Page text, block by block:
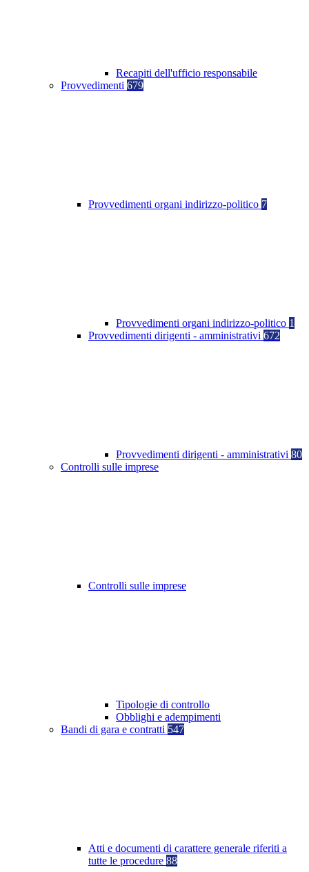
Recapiti dell'ufficio responsabile
Provvedimenti 679
Provvedimenti organi indirizzo-politico 7
Provvedimenti organi indirizzo-politico 1
Provvedimenti dirigenti - amministrativi 672
Provvedimenti dirigenti - amministrativi 80
Controlli sulle imprese
Controlli sulle imprese
Tipologie di controllo
Obblighi e adempimenti
Bandi di gara e contratti 547
Atti e documenti di carattere generale riferiti a
tutte le procedure 88